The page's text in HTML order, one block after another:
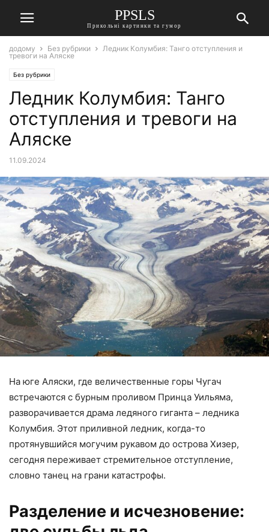
PPSLS
Прикольні картинки та гумор
додому Без рубрики
Ледник Колумбия: Танго отступления и
тревоги на Аляске
Без рубрики
Ледник Колумбия: Танго
отступления и тревоги на
Аляске
11.09.2024
На юге Аляски, где величественные горы Чугач
встречаются с бурным проливом Принца Уильяма,
разворачивается драма ледяного гиганта – ледника
Колумбия. Этот приливной ледник, когда-то
протянувшийся могучим рукавом до острова Хизер,
сегодня переживает стремительное отступление,
словно танец на грани катастрофы.
Разделение и исчезновение: